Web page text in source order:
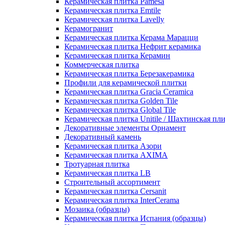
Керамическая плитка Emtile
Керамическая плитка Lavelly
Керамогранит
Керамическая плитка Керама Марацци
Керамическая плитка Нефрит керамика
Керамическая плитка Керамин
Коммерческая плитка
Керамическая плитка Березакерамика
Профили для керамической плитки
Керамическая плитка Gracia Ceramica
Керамическая плитка Golden Tile
Керамическая плитка Global Tile
Керамическая плитка Unitile / Шахтинская
Декоративные элементы Орнамент
Декоративный камень
Керамическая плитка Азори
Керамическая плитка AXIMA
Тротуарная плитка
Керамическая плитка LB
Строительный ассортимент
Керамическая плитка Cersanit
Керамическая плитка InterCerama
Мозаика (образцы)
Керамическая плитка Испания (образцы)